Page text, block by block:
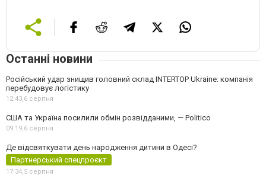
Останні новини
Російський удар знищив головний склад INTERTOP Ukraine: компанія
перебудовує логістику
12:43,6 серпня
США та Україна посилили обмін розвідданими, — Politico
09:19,6 серпня
Де відсвяткувати день народження дитини в Одесі?
Партнерський спецпроєкт
17:34,5 серпня